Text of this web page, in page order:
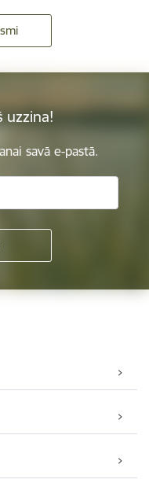
uzzina!
savā e-pastā.